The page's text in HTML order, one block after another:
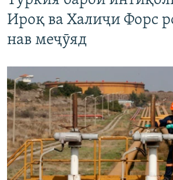
Ироқ ва Халиҷи Форс
нав меҷӯяд